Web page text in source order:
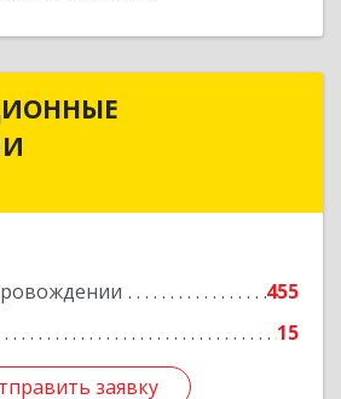
455
15
заявку
ИНФОРМАЦИОННЫЕ
Подробнее
заявку